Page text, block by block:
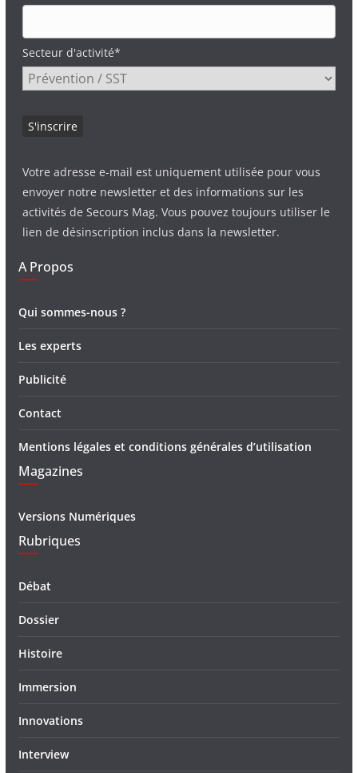
Secteur d'activité*
Votre adresse e-mail est uniquement utilisée pour vous
envoyer notre newsletter et des informations sur les
activités de Secours Mag. Vous pouvez toujours utiliser le
lien de désinscription inclus dans la newsletter.
A Propos
Qui sommes-nous ?
Les experts
Publicité
Contact
Mentions légales et conditions générales d’utilisation
Magazines
Versions Numériques
Rubriques
Débat
Dossier
Histoire
Immersion
Innovations
Interview